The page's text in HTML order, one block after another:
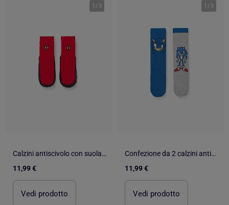
1 / 3
Calzini antiscivolo con suola antiscivolo e Spider-Man
11,99 €
Vedi prodotto
1 / 3
Confezione da 2 calzini antiscivolo con stampe di Sonic
11,99 €
Vedi prodotto